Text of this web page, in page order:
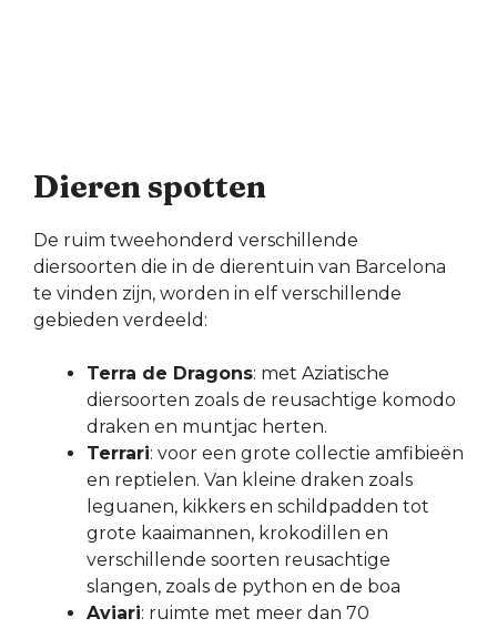
Dieren spotten
De ruim tweehonderd verschillende
diersoorten die in de dierentuin van Barcelona
te vinden zijn, worden in elf verschillende
gebieden verdeeld:
Terra de Dragons: met Aziatische
diersoorten zoals de reusachtige komodo
draken en muntjac herten.
Terrari: voor een grote collectie amfibieën
en reptielen. Van kleine draken zoals
leguanen, kikkers en schildpadden tot
grote kaaimannen, krokodillen en
verschillende soorten reusachtige
slangen, zoals de python en de boa
Aviari: ruimte met meer dan 70